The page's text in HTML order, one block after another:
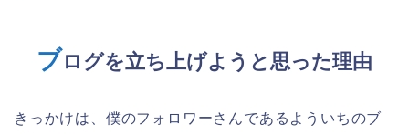
ブログを立ち上げようと思った理由
きっかけは、僕のフォロワーさんであるよういちのブ